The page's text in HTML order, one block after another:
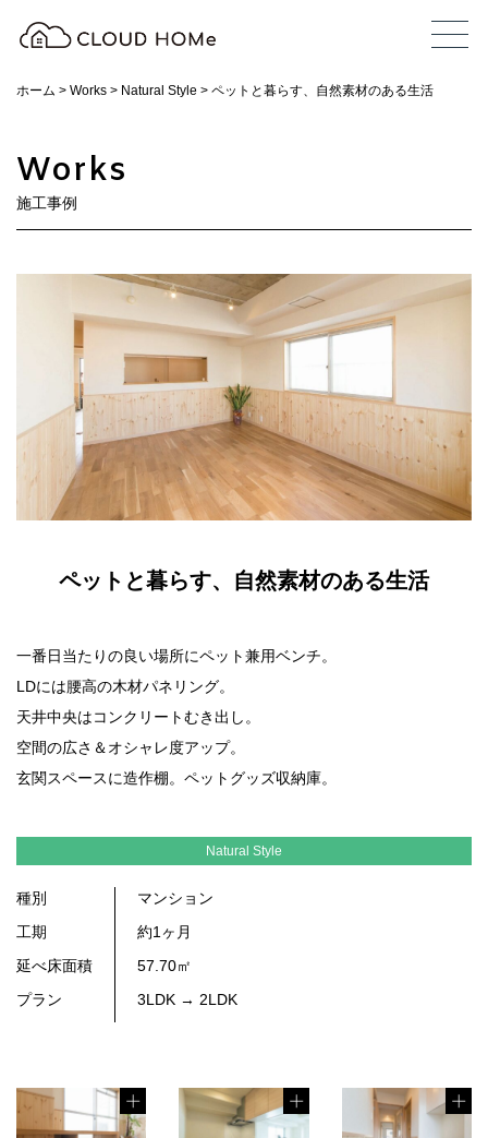
ホーム > Works > Natural Style > ペットと暮らす、自然素材のある生活
Works
施工事例
ペットと暮らす、自然素材のある生活
一番日当たりの良い場所にペット兼用ベンチ。
LDには腰高の木材パネリング。
天井中央はコンクリートむき出し。
空間の広さ＆オシャレ度アップ。
玄関スペースに造作棚。ペットグッズ収納庫。
Natural Style
種別
マンション
工期
約1ヶ月
延べ床面積
57.70㎡
プラン
3LDK → 2LDK